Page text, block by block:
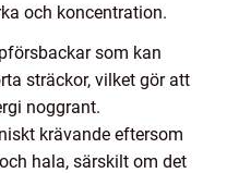
och koncentration.
som kan
sträckor, vilket gör att
noggrant.
krävande eftersom
hala, särskilt om det